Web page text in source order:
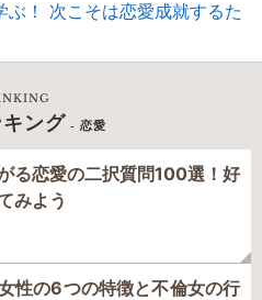
！ 次こそは恋愛成就するた
ング - 恋愛
る恋愛の二択質問100選！好
みよう
性の6つの特徴と不倫女の行